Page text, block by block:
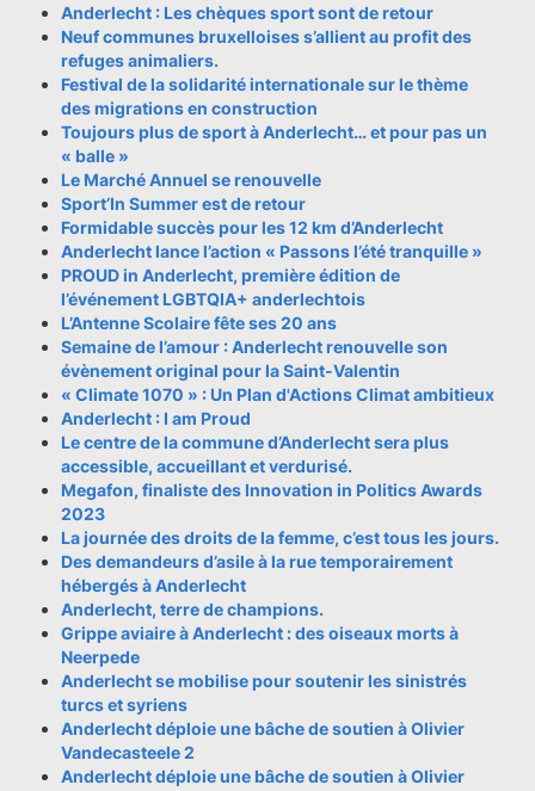
Anderlecht : Les chèques sport sont de retour
Neuf communes bruxelloises s’allient au profit des
refuges animaliers.
Festival de la solidarité internationale sur le thème
des migrations en construction
Toujours plus de sport à Anderlecht… et pour pas un
« balle »
Le Marché Annuel se renouvelle
Sport’In Summer est de retour
Formidable succès pour les 12 km d’Anderlecht
Anderlecht lance l’action « Passons l’été tranquille »
PROUD in Anderlecht, première édition de
l’événement LGBTQIA+ anderlechtois
L’Antenne Scolaire fête ses 20 ans
Semaine de l’amour : Anderlecht renouvelle son
évènement original pour la Saint-Valentin
« Climate 1070 » : Un Plan d'Actions Climat ambitieux
Anderlecht : I am Proud
Le centre de la commune d’Anderlecht sera plus
accessible, accueillant et verdurisé.
Megafon, finaliste des Innovation in Politics Awards
2023
La journée des droits de la femme, c’est tous les jours.
Des demandeurs d’asile à la rue temporairement
hébergés à Anderlecht
Anderlecht, terre de champions.
Grippe aviaire à Anderlecht : des oiseaux morts à
Neerpede
Anderlecht se mobilise pour soutenir les sinistrés
turcs et syriens
Anderlecht déploie une bâche de soutien à Olivier
Vandecasteele 2
Anderlecht déploie une bâche de soutien à Olivier